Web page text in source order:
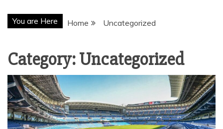
You are Here Home Uncategorized
Category:Uncategorized